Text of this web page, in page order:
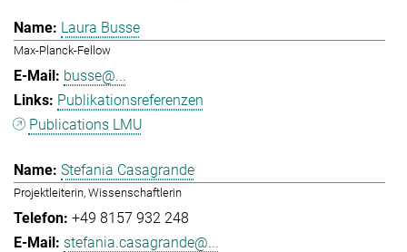
Laura Busse
Max-Planck-Fellow
busse@...
Publikationsreferenzen
Publications LMU
Stefania Casagrande
Projektleiterin, Wissenschaftlerin
+49 8157 932 248
stefania.casagrande@...